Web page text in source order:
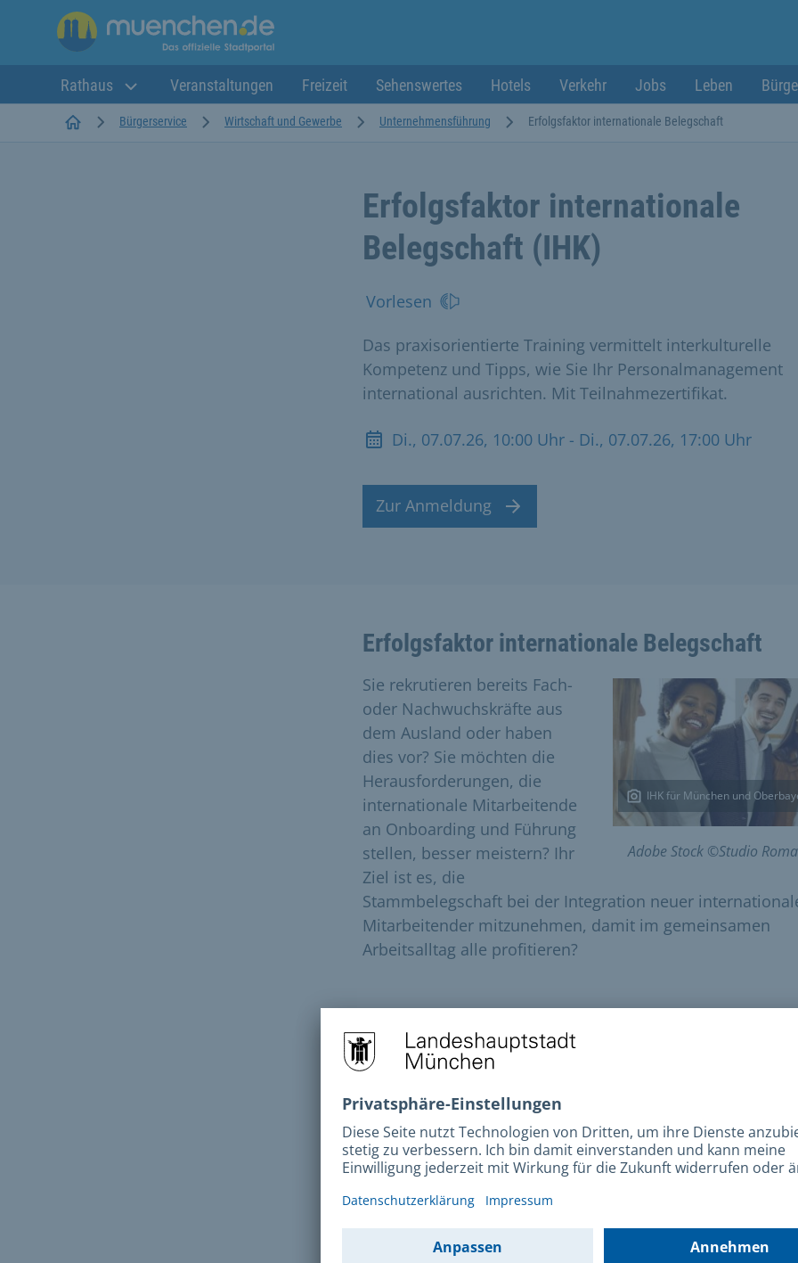
Rathaus Veranstaltungen Freizeit Sehenswertes Hotels Verkehr Jobs Leben
StartseiteBürgerservice Wirtschaft und Gewerbe Unternehmensführung Erfolgsfaktor internationale Belegschaft
Erfolgsfaktor internationale
Belegschaft (IHK)
Vorlesen
Das praxisorientierte Training vermittelt interkulturelle
Kompetenz und Tipps, wie Sie Ihr Personalmanagement
international ausrichten. Mit Teilnahmezertifikat.
Di., 07.07.26, 10:00 Uhr - Di., 07.07.26, 17:00 Uhr
Zur Anmeldung
Erfolgsfaktor internationale Belegschaft
IHK für München und
Adobe Stock ©Studio
Sie rekrutieren bereits Fach-
oder Nachwuchskräfte aus
dem Ausland oder haben
dies vor? Sie möchten die
Herausforderungen, die
internationale Mitarbeitende
an Onboarding und Führung
stellen, besser meistern? Ihr
Ziel ist es, die
Stammbelegschaft bei der Integration neuer
Mitarbeitender mitzunehmen, damit im gemeinsamen
Arbeitsalltag alle profitieren?
welche kulturbedingten Unterschiede bei der
berücksichtigt werden sollten, und wie Sie kulturbedingte
Missverständnisse in der Kommunikation vermeiden. Sie
erhalten praktische Tipps, die Sie direkt in Ihrem
umsetzen können, und können konkrete Fallbeispiele
einbringen, für die gemeinsam praxistaugliche
Wann: Dienstag